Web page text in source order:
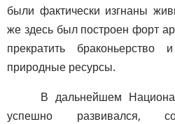
были фактически изгнаны
же здесь был построен форт
прекратить браконьерство
природные ресурсы.
В дальнейшем
успешно развивался,